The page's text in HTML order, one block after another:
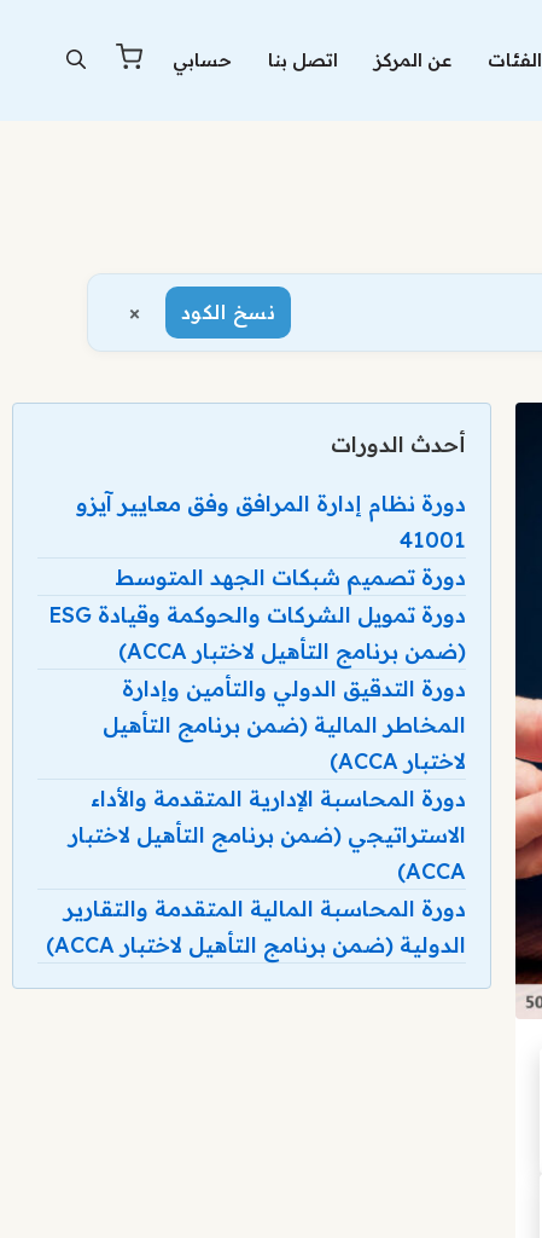
الفئات عن المركز اتصل بنا حسابي
نسخ الكود ×
أحدث الدورات
دورة نظام إدارة المرافق وفق معايير آيزو
41001
دورة تصميم شبكات الجهد المتوسط
دورة تمويل الشركات والحوكمة وقيادة ESG
(ضمن برنامج التأهيل لاختبار ACCA)
دورة التدقيق الدولي والتأمين وإدارة
المخاطر المالية (ضمن برنامج التأهيل
لاختبار ACCA)
دورة المحاسبة الإدارية المتقدمة والأداء
الاستراتيجي (ضمن برنامج التأهيل لاختبار
ACCA)
دورة المحاسبة المالية المتقدمة والتقارير
الدولية (ضمن برنامج التأهيل لاختبار ACCA)